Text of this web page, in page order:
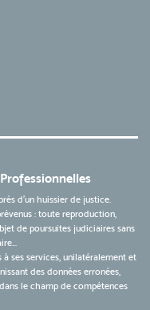
d'un huissier de justice.
: toute reproduction,
de poursuites judiciaires sans
ses services, unilatéralement et
des données erronées,
le champ de compétences